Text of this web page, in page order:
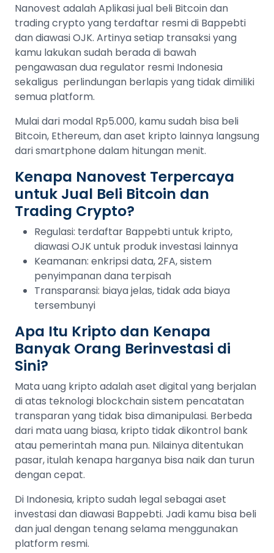
Nanovest adalah Aplikasi jual beli Bitcoin dan
trading crypto yang terdaftar resmi di Bappebti
dan diawasi OJK. Artinya setiap transaksi yang
kamu lakukan sudah berada di bawah
pengawasan dua regulator resmi Indonesia
sekaligus perlindungan berlapis yang tidak dimiliki
semua platform.
Mulai dari modal Rp5.000, kamu sudah bisa beli
Bitcoin, Ethereum, dan aset kripto lainnya langsung
dari smartphone dalam hitungan menit.
Kenapa Nanovest Terpercaya
untuk Jual Beli Bitcoin dan
Trading Crypto?
Regulasi: terdaftar Bappebti untuk kripto,
diawasi OJK untuk produk investasi lainnya
Keamanan: enkripsi data, 2FA, sistem
penyimpanan dana terpisah
Transparansi: biaya jelas, tidak ada biaya
tersembunyi
Apa Itu Kripto dan Kenapa
Banyak Orang Berinvestasi di
Sini?
Mata uang kripto adalah aset digital yang berjalan
di atas teknologi blockchain sistem pencatatan
transparan yang tidak bisa dimanipulasi. Berbeda
dari mata uang biasa, kripto tidak dikontrol bank
atau pemerintah mana pun. Nilainya ditentukan
pasar, itulah kenapa harganya bisa naik dan turun
dengan cepat.
Di Indonesia, kripto sudah legal sebagai aset
investasi dan diawasi Bappebti. Jadi kamu bisa beli
dan jual dengan tenang selama menggunakan
platform resmi.